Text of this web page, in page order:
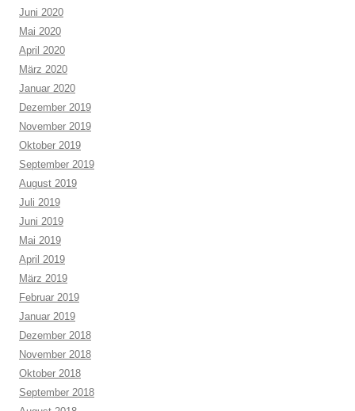
Juni 2020
Mai 2020
April 2020
März 2020
Januar 2020
Dezember 2019
November 2019
Oktober 2019
September 2019
August 2019
Juli 2019
Juni 2019
Mai 2019
April 2019
März 2019
Februar 2019
Januar 2019
Dezember 2018
November 2018
Oktober 2018
September 2018